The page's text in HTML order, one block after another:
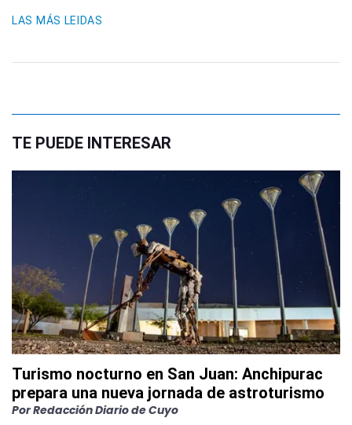
LAS MÁS LEIDAS
TE PUEDE INTERESAR
Turismo nocturno en San Juan: Anchipurac
prepara una nueva jornada de astroturismo
PorRedacción Diario de Cuyo